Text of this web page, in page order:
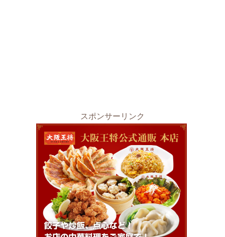
スポンサーリンク